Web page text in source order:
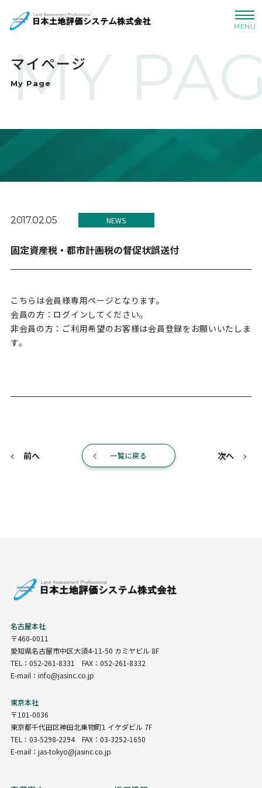
MENU
MY
マイページ
My Page
2017.02.05 NEWS
固定資産税・都市計画税の督促状誤送付
こちらは会員様専用ページとなります。
会員の方：ログインしてください。
非会員の方：ご利用希望のお客様は会員登録をお願いいたしま
す。
前へ 一覧に戻る 次へ
名古屋本社
〒460-0011
愛知県名古屋市中区大須4-11-50 カミヤビル 8F
TEL：052-261-8331 FAX：052-261-8332
E-mail：info@jasinc.co.jp
東京本社
〒101-0036
東京都千代田区神田北乗物町1 イケダビル 7F
TEL：03-5298-2294 FAX：03-3252-1650
E-mail：jas-tokyo@jasinc.co.jp